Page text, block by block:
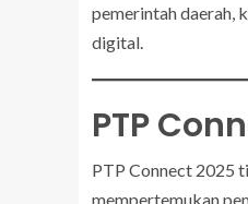
pemerintah daerah,
digital.
PTP
PTP Connect 2025
mempertemukan